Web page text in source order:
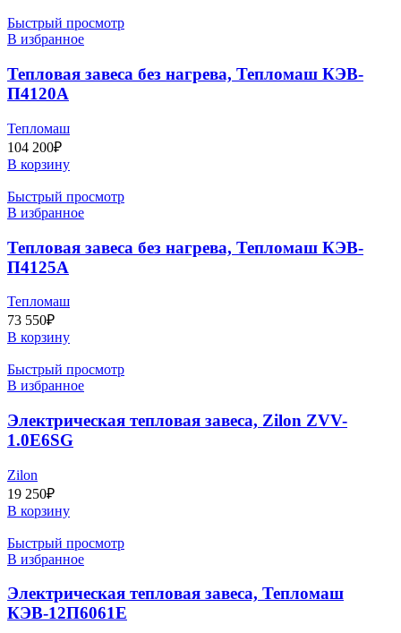
Быстрый просмотр
В избранное
Тепловая завеса без нагрева, Тепломаш КЭВ-
П4120A
Тепломаш
104 200₽
В корзину
Быстрый просмотр
В избранное
Тепловая завеса без нагрева, Тепломаш КЭВ-
П4125A
Тепломаш
73 550₽
В корзину
Быстрый просмотр
В избранное
Электрическая тепловая завеса, Zilon ZVV-
1.0E6SG
Zilon
19 250₽
В корзину
Быстрый просмотр
В избранное
Электрическая тепловая завеса, Тепломаш
КЭВ-12П6061Е